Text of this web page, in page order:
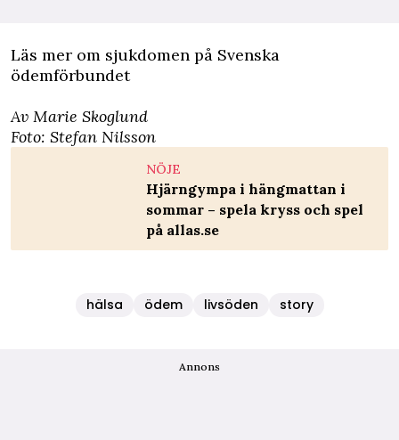
Läs mer om sjukdomen på Svenska
ödemförbundet
Av Marie Skoglund
Foto: Stefan Nilsson
NÖJE
Hjärngympa i hängmattan i
sommar – spela kryss och spel
på allas.se
hälsa ödem livsöden story
Annons